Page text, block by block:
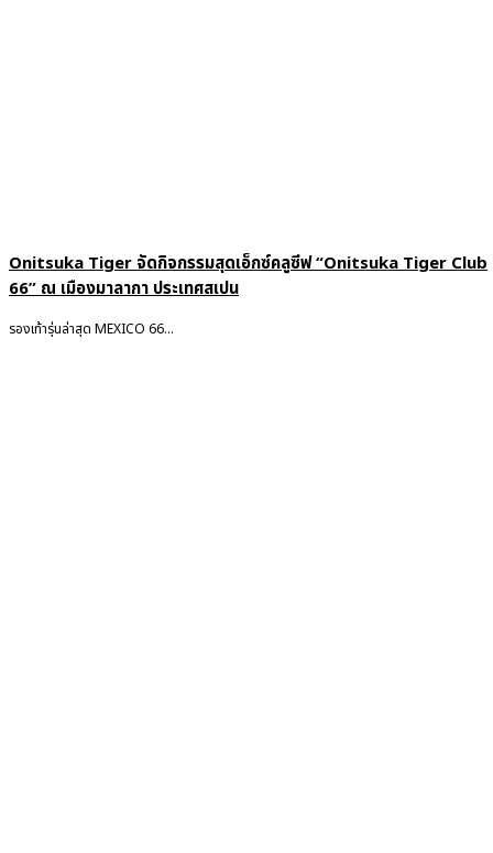
Onitsuka Tiger จัดกิจกรรมสุดเอ็กซ์คลูซีฟ “Onitsuka Tiger Club
66” ณ เมืองมาลากา ประเทศสเปน
รองเท้ารุ่นล่าสุด MEXICO 66...